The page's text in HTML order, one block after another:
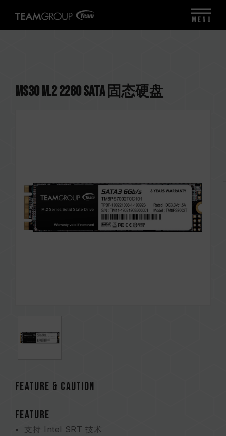
MS30 M.2 2280 SATA 固态硬盘
Feature & CAUTION
FEATURE
支持 Intel SRT 技术
MENU